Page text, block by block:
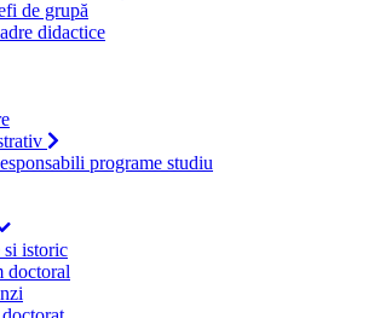
de grupă
didactice
programe studiu
istoric
doctoral